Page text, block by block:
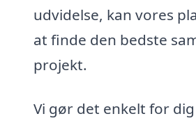
udvidelse, kan vores
at finde den bedste
projekt.
Vi gør det enkelt for